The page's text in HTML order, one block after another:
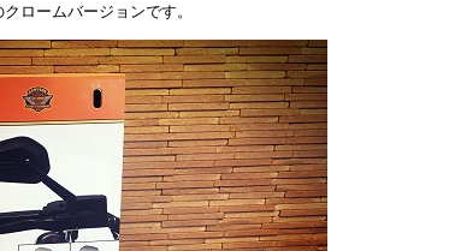
ロームバージョンです。